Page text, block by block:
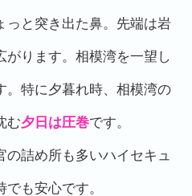
っと突き出た鼻。先端は岩
がります。相模湾を一望し
。特に夕暮れ時、相模湾の
む夕日は圧巻です。
詰め所も多いハイセキュ
も安心です。